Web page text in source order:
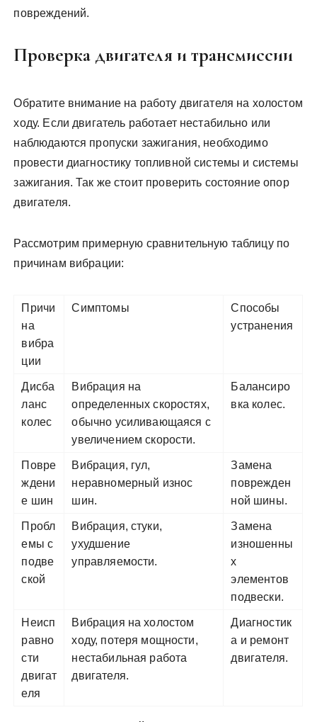
повреждений.
Проверка двигателя и трансмиссии
Обратите внимание на работу двигателя на холостом
ходу. Если двигатель работает нестабильно или
наблюдаются пропуски зажигания, необходимо
провести диагностику топливной системы и системы
зажигания. Так же стоит проверить состояние опор
двигателя.
Рассмотрим примерную сравнительную таблицу по
причинам вибрации:
Причи
на
вибра
ции
Симптомы
Способы
устранения
Дисба
ланс
колес
Вибрация на
определенных скоростях,
обычно усиливающаяся с
увеличением скорости.
Балансиро
вка колес.
Повре
ждени
е шин
Вибрация, гул,
неравномерный износ
шин.
Замена
поврежден
ной шины.
Пробл
емы с
подве
ской
Вибрация, стуки,
ухудшение
управляемости.
Замена
изношенны
х
элементов
подвески.
Неисп
равно
сти
двигат
еля
Вибрация на холостом
ходу, потеря мощности,
нестабильная работа
двигателя.
Диагностик
а и ремонт
двигателя.